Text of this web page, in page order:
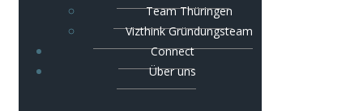
Team Thüringen
Vizthink Gründungsteam
Connect
Über uns